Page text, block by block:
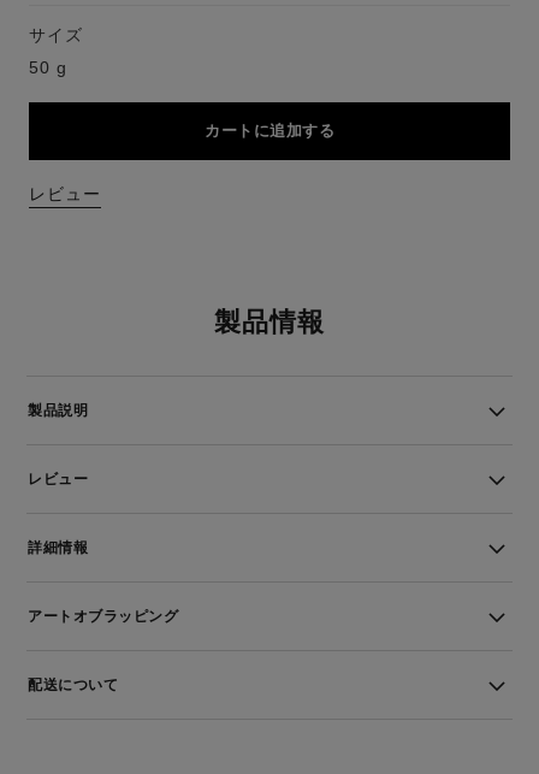
サイズ
50 g
カートに追加する
レビュー
製品情報
製品説明
レビュー
詳細情報
アートオブラッピング
配送について